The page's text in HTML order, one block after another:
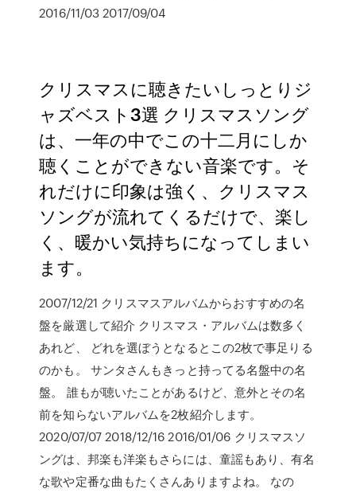
2016/11/03 2017/09/04
クリスマスに聴きたいしっとりジ
ャズベスト3選 クリスマスソング
は、一年の中でこの十二月にしか
聴くことができない音楽です。そ
れだけに印象は強く、クリスマス
ソングが流れてくるだけで、楽し
く、暖かい気持ちになってしまい
ます。
2007/12/21 クリスマスアルバムからおすすめの名
盤を厳選して紹介 クリスマス・アルバムは数多く
あれど、 どれを選ぼうとなるとこの2枚で事足りる
のかも。 サンタさんもきっと持ってる名盤中の名
盤。 誰もが聴いたことがあるけど、意外とその名
前を知らないアルバムを2枚紹介します。
2020/07/07 2018/12/16 2016/01/06 クリスマスソ
ングは、邦楽も洋楽もさらには、童謡もあり、有名
な歌や定番な曲もたくさんありますよね。 なの